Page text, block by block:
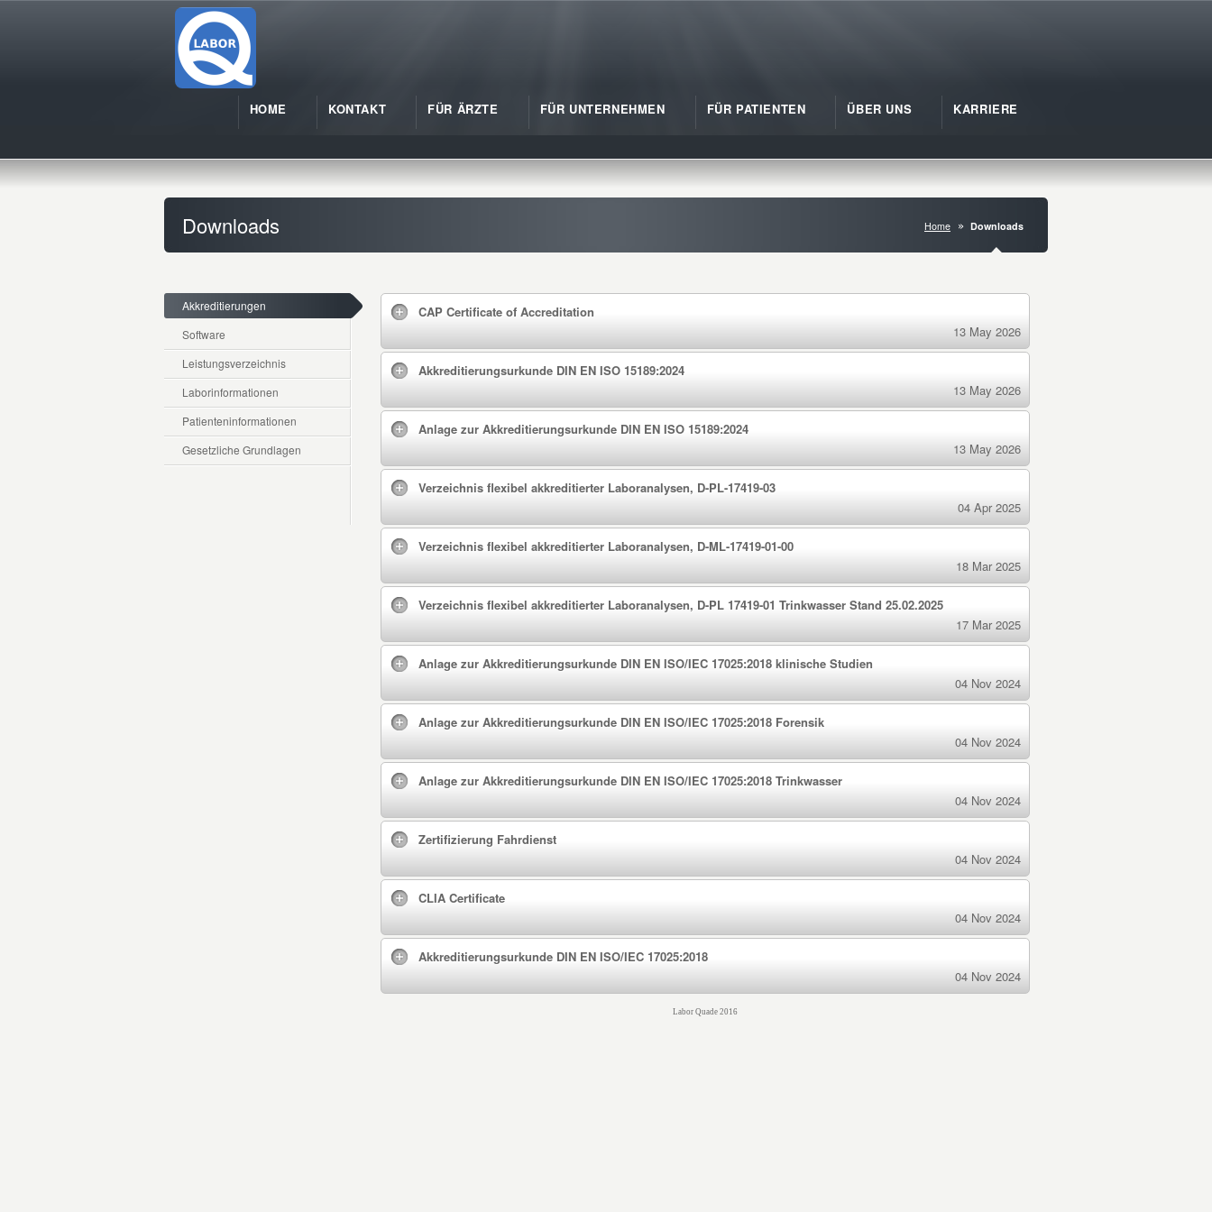
HOME KONTAKT FÜR ÄRZTE FÜR UNTERNEHMEN FÜR PATIENTEN ÜBER UNS KARRIERE
Downloads Home Downloads
Akkreditierungen
Software
Leistungsverzeichnis
Laborinformationen
Patienteninformationen
Gesetzliche Grundlagen
CAP Certificate of Accreditation
13 May 2026
Akkreditierungsurkunde DIN EN ISO 15189:2024
13 May 2026
Anlage zur Akkreditierungsurkunde DIN EN ISO 15189:2024
13 May 2026
Verzeichnis flexibel akkreditierter Laboranalysen, D-PL-17419-03
04 Apr 2025
Verzeichnis flexibel akkreditierter Laboranalysen, D-ML-17419-01-00
18 Mar 2025
Verzeichnis flexibel akkreditierter Laboranalysen, D-PL 17419-01 Trinkwasser Stand 25.02.2025
17 Mar 2025
Anlage zur Akkreditierungsurkunde DIN EN ISO/IEC 17025:2018 klinische Studien
04 Nov 2024
Anlage zur Akkreditierungsurkunde DIN EN ISO/IEC 17025:2018 Forensik
04 Nov 2024
Anlage zur Akkreditierungsurkunde DIN EN ISO/IEC 17025:2018 Trinkwasser
04 Nov 2024
Zertifizierung Fahrdienst
04 Nov 2024
CLIA Certificate
04 Nov 2024
Akkreditierungsurkunde DIN EN ISO/IEC 17025:2018
04 Nov 2024
Labor Quade 2016